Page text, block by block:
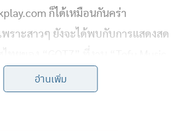
ก็ได้เหมือนกันคร่า
พราะสาวๆ ยังจะได้พบกับการแสดงสด
ด้วย ซึ่งทั้ง 7 หนุ่มได้เตรียมโชว์สุดพิเศษ
ทยแบบจัดเต็ม! ในวัน เสาร์ที่ 23
อ่านเพิ่ม